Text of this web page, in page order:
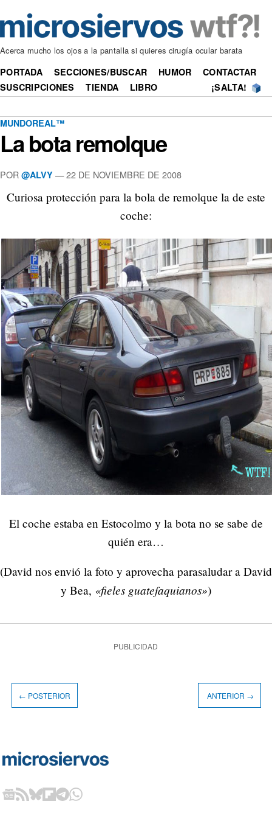
Acerca mucho los ojos a la pantalla si quieres cirugía ocular barata
PORTADA SECCIONES/BUSCAR HUMOR
CONTACTAR
SUSCRIPCIONES
TIENDA LIBRO ¡SALTA!
MUNDOREAL™
La bota remolque
POR @ALVY —22 DE NOVIEMBRE DE 2008
Curiosa protección para la bola de remolque la de este
coche:
El coche estaba en Estocolmo y la bota no se sabe de
quién era…
(David nos envió la foto y aprovecha parasaludar a David
y Bea, «fieles guatefaquianos»)
PUBLICIDAD
← POSTERIOR ANTERIOR →